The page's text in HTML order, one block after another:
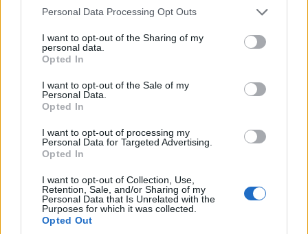
Please note that this website/app uses one or more Google
not limited to your visit or usage behaviour. You may click to
grant or deny consent to Google and its third-party tags to
use your data for below specified purposes in below Google
consent section.
Personal Data Processing Opt Outs
I want to opt-out of the Sharing of my
personal data.
Opted In
I want to opt-out of the Sale of my
Personal Data.
Opted In
I want to opt-out of processing my
Personal Data for Targeted Advertising.
Opted In
I want to opt-out of Collection, Use,
Retention, Sale, and/or Sharing of my
Personal Data that Is Unrelated with the
Purposes for which it was collected.
Opted Out
ΑΘΛΗΤΙΣΜΟΣ
Αποκλεισμός για τον Τσιτσιπά στον δεύτερο γύρο
του Μόντρεαλ
5/08/2026 - 9:40μμ